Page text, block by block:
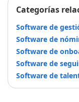
Categorías
Software de
Software de
Software de
Software de
Software de